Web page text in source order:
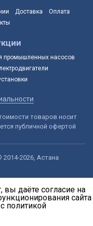
Доставка
Оплата
промышленных насосов
товаров носит
публичной офертой
2026, Астана
вы даёте согласие на
сайта
политикой